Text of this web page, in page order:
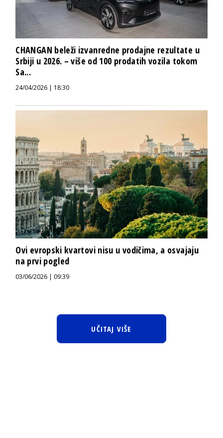
CHANGAN beleži izvanredne prodajne rezultate u
Srbiji u 2026. – više od 100 prodatih vozila tokom
Sa...
24/04/2026 | 18:30
Ovi evropski kvartovi nisu u vodičima, a osvajaju
na prvi pogled
03/06/2026 | 09:39
UČITAJ VIŠE